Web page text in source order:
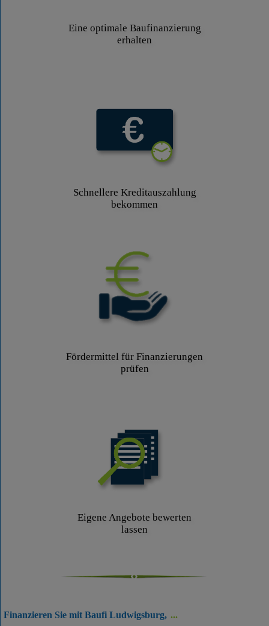
Eine optimale Baufinanzierung
erhalten
Schnellere Kreditauszahlung
bekommen
Fördermittel für Finanzierungen
prüfen
Eigene Angebote bewerten
lassen
Finanzieren Sie mit Baufi Ludwigsburg,